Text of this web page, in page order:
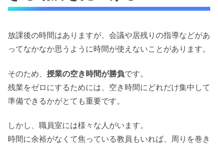
放課後の時間はありますが、会議や居残りの指導などがあ
ってなかなか思うように時間が使えないことがあります。
そのため、 授業の空き時間が勝負です。
残業をゼロにするためには、空き時間にどれだけ集中して
準備できるかがとても重要です。
しかし、職員室には様々な人がいます。
時間に余裕がなくて焦っている教員もいれば、周りを巻き